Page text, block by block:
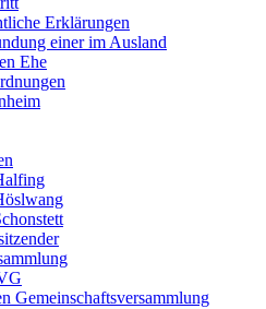
Erklärungen
einer im Ausland
Ehe
Gemeinschaftsversammlung